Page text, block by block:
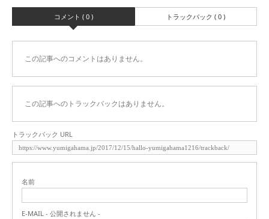
コメント ( 0 ) トラックバック ( 0 )
この記事へのコメントはありません。
この記事へのトラックバックはありません。
トラックバック URL
名前
E-MAIL - 公開されません -